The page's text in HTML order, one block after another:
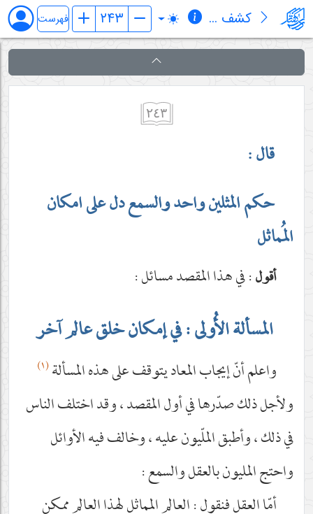
کشف المراد في شرح تجرید الإعتقاد (قسم الإلهیات) فهرست
٢٤٣
قال :
حكم المثلين واحد والسمع دل على امكان
المُماثل
أقول: في هذا المقصد مسائل :
المسألة الأُولى : في إمكان خلق عالم آخر
واعلم أنّ إيجاب المعاد يتوقف على هذه المسألة(١)
ولأجل ذلك صدّرها في أول المقصد ، وقد اختلف الناس
في ذلك ، وأطبق الملّيون عليه ، وخالف فيه الأوائل
واحتج المليون بالعقل والسمع :